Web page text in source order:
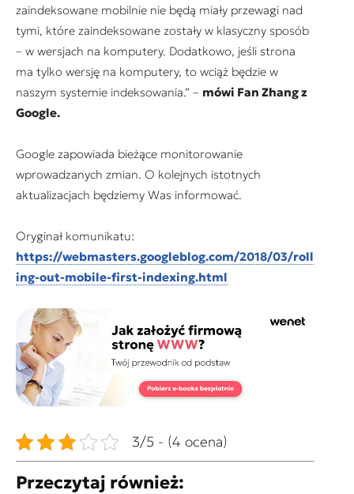
zaindeksowane mobilnie nie będą miały przewagi nad
tymi, które zaindeksowane zostały w klasyczny sposób
– w wersjach na komputery. Dodatkowo, jeśli strona
ma tylko wersję na komputery, to wciąż będzie w
naszym systemie indeksowania.” – mówi Fan Zhang z
Google.
Google zapowiada bieżące monitorowanie
wprowadzanych zmian. O kolejnych istotnych
aktualizacjach będziemy Was informować.
Oryginał komunikatu:
https://webmasters.googleblog.com/2018/03/roll
ing-out-mobile-first-indexing.html
3/5 - (4 ocena)
Przeczytaj również: